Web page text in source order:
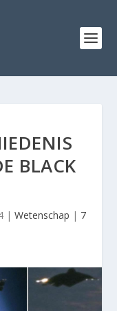
BLACK
| Wetenschap | 7